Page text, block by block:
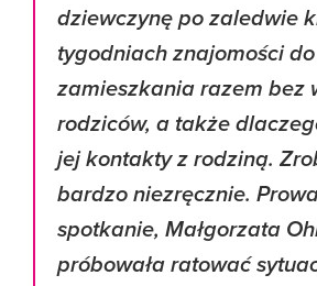
dziewczynę po zaledwie
tygodniach znajomości do
zamieszkania razem bez
rodziców, a także
jej kontakty z rodziną.
bardzo niezręcznie.
spotkanie, Małgorzata
próbowała ratować